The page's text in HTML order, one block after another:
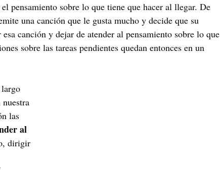
pensamiento sobre lo que tiene que hacer al llegar. De
una canción que le gusta mucho y decide que su
canción y dejar de atender al pensamiento sobre lo que
sobre las tareas pendientes quedan entonces en un
nuestra
las
al
dirigir